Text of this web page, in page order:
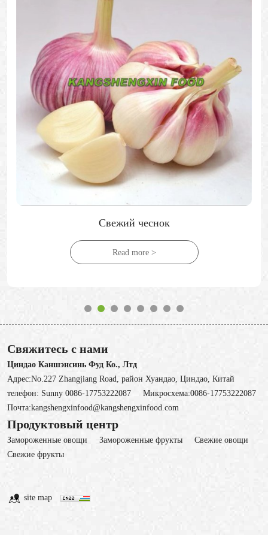
Свежий персик
Read more >
Свяжитесь с нами
Циндао Каншэнсинь Фуд Ко., Лтд
Адрес:No.227 Zhangjiang Road, район Хуандао, Циндао, Китай
телефон: Sunny 0086-17753222087 Микросхема:0086-17753222087
Почта:kangshengxinfood@kangshengxinfood.com
Продуктовый центр
Замороженные овощи 3амороженные фрукты
Свежие овощи
Cвежие фрукты
site map